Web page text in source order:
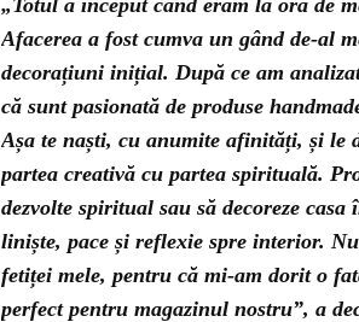
„Totul a început când eram la ora de
Afacerea a fost cumva un gând de-al
decorațiuni inițial. După ce am
că sunt pasionată de produse
Așa te naști, cu anumite afinități, și le
partea creativă cu partea spirituală.
dezvolte spiritual sau să decoreze
liniște, pace și reflexie spre interior.
fetiței mele, pentru că mi-am dorit o
perfect pentru magazinul nostru”, a